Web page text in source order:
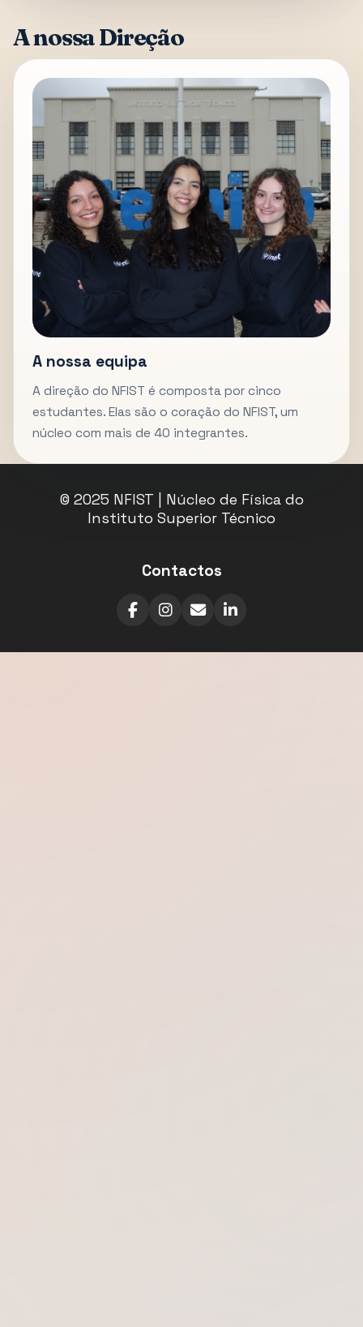
A nossa Direção
A nossa equipa
A direção do NFIST é composta por cinco
estudantes. Elas são o coração do NFIST, um
núcleo com mais de 40 integrantes.
© 2025 NFIST | Núcleo de Física do
Instituto Superior Técnico
Contactos